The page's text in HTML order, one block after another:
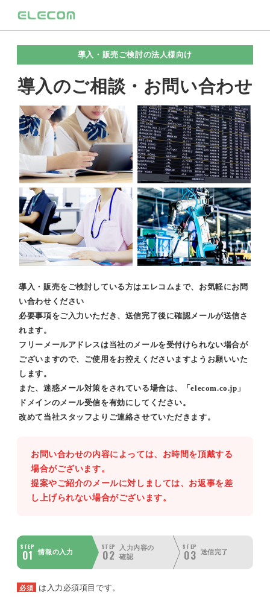
導入・販売ご検討の法人様向け
導入のご相談・お問い合わせ
導入・販売をご検討している方はエレコムまで、お気軽にお問
い合わせください
必要事項をご入力いただき、送信完了後に確認メールが送信さ
れます。
フリーメールアドレスは当社のメールを受付けられない場合が
ございますので、ご使用をお控えくださいますようお願いいた
します。
また、迷惑メール対策をされている場合は、「elecom.co.jp」
ドメインのメール受信を有効にしてください。
改めて当社スタッフよりご連絡させていただきます。
お問い合わせの内容によっては、お時間を頂戴する
場合がございます。
提案やご紹介のメールに対しましては、お返事を差
し上げられない場合がございます。
STEP
01 情報の入力
STEP
02
入力内容の
確認
STEP
03 送信完了
必須 は入力必須項目です。